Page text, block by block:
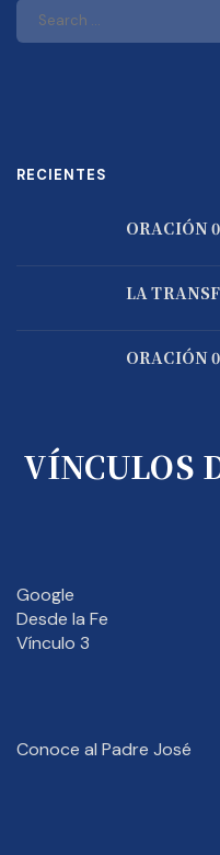
RECIENTES
ORACIÓN
LA
ORACIÓN
VÍNCULOS
Google
Desde la Fe
Vínculo 3
Conoce al Padre José